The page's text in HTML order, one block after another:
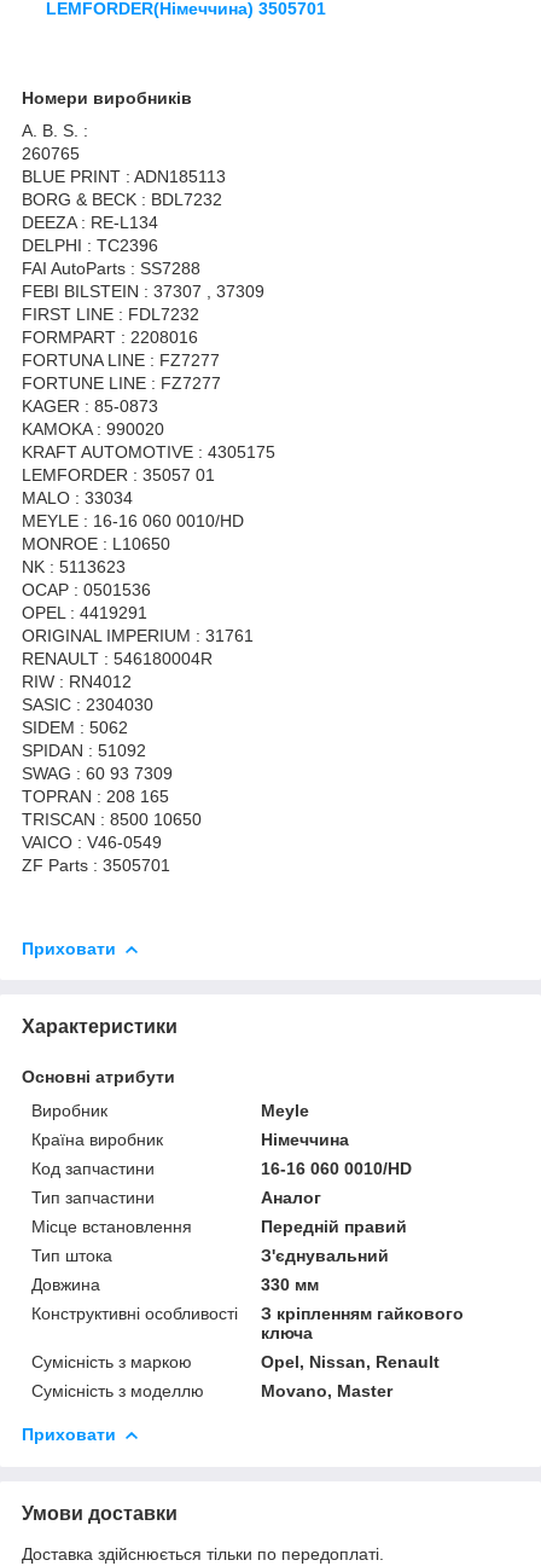
LEMFORDER(Німеччина) 3505701
Номери виробників
A. B. S. :
260765
BLUE PRINT : ADN185113
BORG & BECK : BDL7232
DEEZA : RE-L134
DELPHI : TC2396
FAI AutoParts : SS7288
FEBI BILSTEIN : 37307 , 37309
FIRST LINE : FDL7232
FORMPART : 2208016
FORTUNA LINE : FZ7277
FORTUNE LINE : FZ7277
KAGER : 85-0873
KAMOKA : 990020
KRAFT AUTOMOTIVE : 4305175
LEMFORDER : 35057 01
MALO : 33034
MEYLE : 16-16 060 0010/HD
MONROE : L10650
NK : 5113623
OCAP : 0501536
OPEL : 4419291
ORIGINAL IMPERIUM : 31761
RENAULT : 546180004R
RIW : RN4012
SASIC : 2304030
SIDEM : 5062
SPIDAN : 51092
SWAG : 60 93 7309
TOPRAN : 208 165
TRISCAN : 8500 10650
VAICO : V46-0549
ZF Parts : 3505701
Приховати
Характеристики
Основні атрибути
Виробник
Meyle
Країна виробник
Німеччина
Код запчастини
16-16 060 0010/HD
Тип запчастини
Аналог
Місце встановлення
Передній правий
Тип штока
З'єднувальний
Довжина
330 мм
Конструктивні особливості
З кріпленням гайкового
ключа
Сумісність з маркою
Opel, Nissan, Renault
Сумісність з моделлю
Movano, Master
Приховати
Умови доставки
Доставка здійснюється тільки по передоплаті.